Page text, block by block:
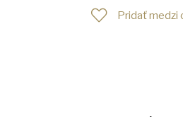
Pridať medzi